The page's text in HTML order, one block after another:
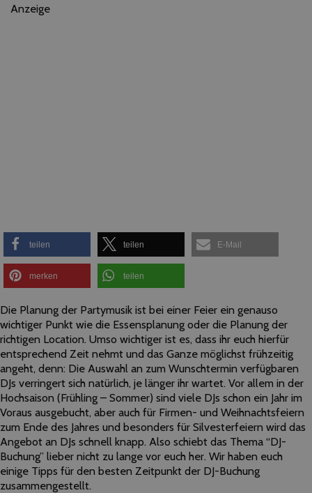
Anzeige
teilen teilen E-Mail
merken teilen
Die Planung der Partymusik ist bei einer Feier ein genauso
wichtiger Punkt wie die Essensplanung oder die Planung der
richtigen Location. Umso wichtiger ist es, dass ihr euch hierfür
entsprechend Zeit nehmt und das Ganze möglichst frühzeitig
angeht, denn: Die Auswahl an zum Wunschtermin verfügbaren
DJs verringert sich natürlich, je länger ihr wartet. Vor allem in der
Hochsaison (Frühling – Sommer) sind viele DJs schon ein Jahr im
Voraus ausgebucht, aber auch für Firmen- und Weihnachtsfeiern
zum Ende des Jahres und besonders für Silvesterfeiern wird das
Angebot an DJs schnell knapp. Also schiebt das Thema “DJ-
Buchung” lieber nicht zu lange vor euch her. Wir haben euch
einige Tipps für den besten Zeitpunkt der DJ-Buchung
zusammengestellt.